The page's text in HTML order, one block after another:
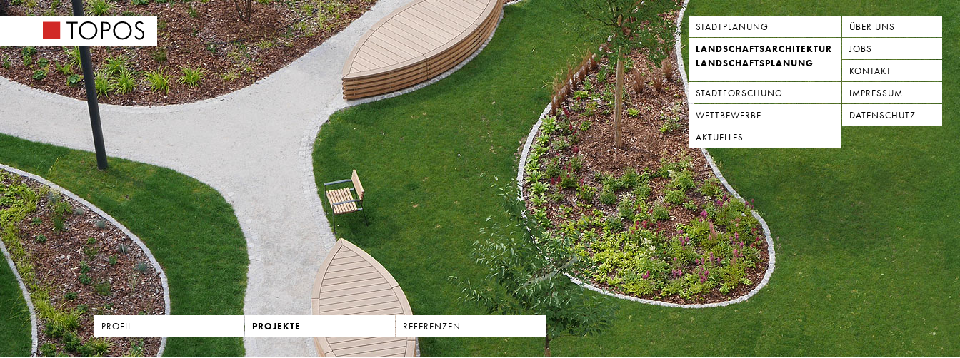
STADTPLANUNG
ÜBER UNS
LANDSCHAFTSARCHITEKTUR
LANDSCHAFTSPLANUNG
JOBS
STADTFORSCHUNG
KONTAKT
WETTBEWERBE
IMPRESSUM
AKTUELLES
DATENSCHUTZ
PROFIL PROJEKTE REFERENZEN